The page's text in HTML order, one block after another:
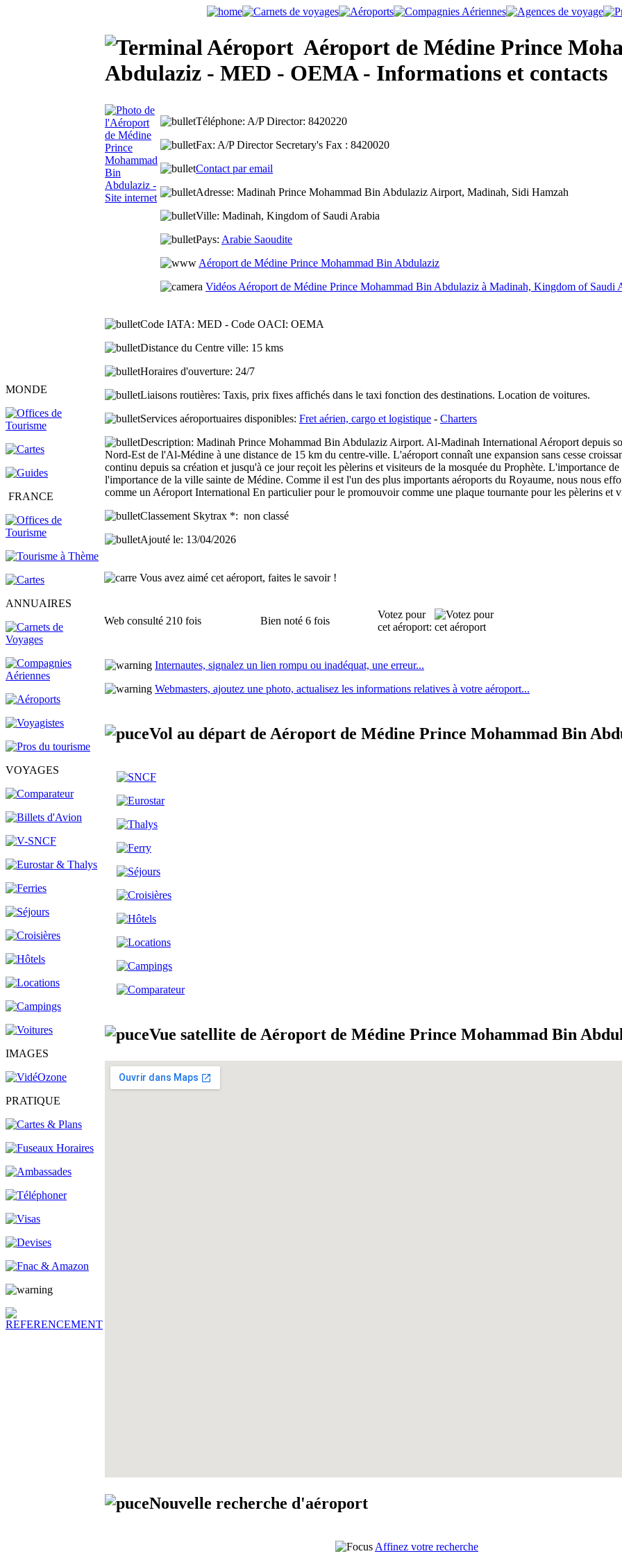
MONDE
FRANCE
ANNUAIRES
VOYAGES
IMAGES
PRATIQUE
Aéroport de Médine Prince
Abdulaziz - MED - OEMA - Informations et contacts
Téléphone: A/P Director: 8420220
Fax: A/P Director Secretary's Fax : 8420020
Contact par email
Adresse: Madinah Prince Mohammad Bin Abdulaziz Airport, Madinah, Sidi Hamzah
Ville: Madinah, Kingdom of Saudi Arabia
Pays: Arabie Saoudite
Aéroport de Médine Prince Mohammad Bin Abdulaziz
Vidéos Aéroport de Médine Prince Mohammad Bin Abdulaziz à Madinah, Kingdom of Saudi
Code IATA: MED - Code OACI: OEMA
Distance du Centre ville: 15 kms
Horaires d'ouverture: 24/7
Liaisons routières: Taxis, prix fixes affichés dans le taxi fonction des destinations. Location de voitures.
Services aéroportuaires disponibles: Fret aérien, cargo et logistique - Charters
Description: Madinah Prince Mohammad Bin Abdulaziz Airport. Al-Madinah International Aéroport depuis
Nord-Est de l'Al-Médine à une distance de 15 km du centre-ville. L'aéroport connaît une expansion sans cesse
continu depuis sa création et jusqu'à ce jour reçoit les pèlerins et visiteurs de la mosquée du Prophète. L'importance
l'importance de la ville sainte de Médine. Comme il est l'un des plus importants aéroports du Royaume, nous nous
comme un Aéroport International En particulier pour le promouvoir comme une plaque tournante pour les pèlerins et
Classement Skytrax *: non classé
Ajouté le: 13/04/2026
Vous avez aimé cet aéroport, faites le savoir !
Web consulté 210 fois Bien noté 6 fois
Votez pour
cet aéroport:
Internautes, signalez un lien rompu ou inadéquat, une erreur...
Webmasters, ajoutez une photo, actualisez les informations relatives à votre aéroport...
Vol au départ de Aéroport de Médine Prince Mohammad Bin
Vue satellite de Aéroport de Médine Prince Mohammad Bin
Nouvelle recherche d'aéroport
Affinez votre recherche